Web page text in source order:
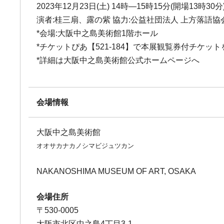
2023年12月23日(土) 14時―15時15分(開場13時30
演者:桂三扇、露の紫 協力:公益社団法人 上方落語協
*会場:大阪中之島美術館1階ホール
*チケットぴあ【521-184】で本展観覧券付チケット
*詳細は大阪中之島美術館公式ホームページへ
会場情報
大阪中之島美術館
オオサカナカノシマビジュツカン
NAKANOSHIMA MUSEUM OF ART, OSAKA
会場住所
〒530-0005